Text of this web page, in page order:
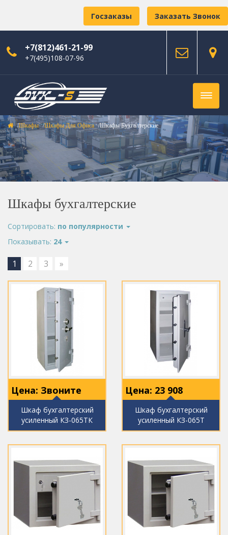
Заказать Звонок
Госзаказы
+7(812)461-21-99
+7(495)108-07-96
Шкафы Шкафы Для Офиса Шкафы Бухгалтерские
Шкафы бухгалтерские
Сортировать: по популярности
Показывать: 24
1 2 3 »
Цена: Звоните
Шкаф бухгалтерский
усиленный КЗ-065ТК
Цена: 23 908
Шкаф бухгалтерский
усиленный КЗ-065Т